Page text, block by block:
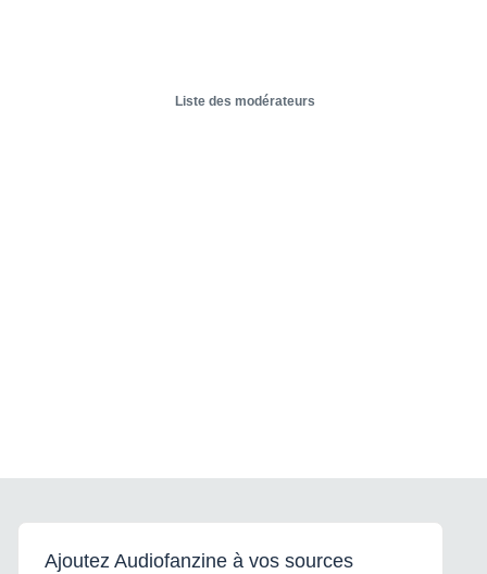
Liste des modérateurs
Ajoutez Audiofanzine à vos sources